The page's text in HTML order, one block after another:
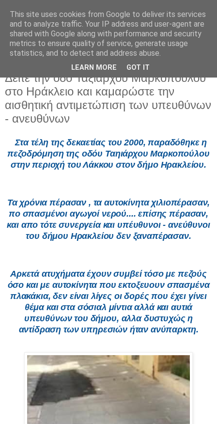
Τετάρτη 25 Ιουνίου 2025
Δείτε την οδό Ταξιάρχου Μαρκοπούλου
στο Ηράκλειο και καμαρώστε την
αισθητική αντιμετώπιση των υπευθύνων
- ανευθύνων
Στα τέλη της δεκαετίας του 2000, παραδόθηκε η
πεζοδρόμηση της οδόυ Ταηιάρχου Μαρκοπούλου
στην περιοχή του Λάκκου στον δήμο Ηρακλείου.
Τα χρόνια πέρασαν , τα αυτοκίνητα χιλιοπέρασαν,
πο σπασμένοι αγωγοί νερού.... επίσης πέρασαν,
και απο τότε συνεργεία και υπέυθυνοι - ανεύθυνοι
του δήμου Ηρακλείου δεν ξαναπέρασαν.
Αρκετά ατυχήματα έχουν συμβεί τόσο με πεζούς
όσο και με αυτοκίνητα που εκτοξευουν σπασμένα
πλακάκια, δεν είναι λίγες οι δορές που έχει γίνει
θέμα και στα σόσιαλ μίντια αλλά και αυτιά
υπευθύνων του δήμου, αλλα δυστυχώς η
αντίδραση των υπηρεσιών ήταν ανύπαρκτη.
This site uses cookies from Google to deliver its services
and to analyze traffic. Your IP address and user-agent are
shared with Google along with performance and security
metrics to ensure quality of service, generate usage
statistics, and to detect and address abuse.
LEARN MORE GOT IT